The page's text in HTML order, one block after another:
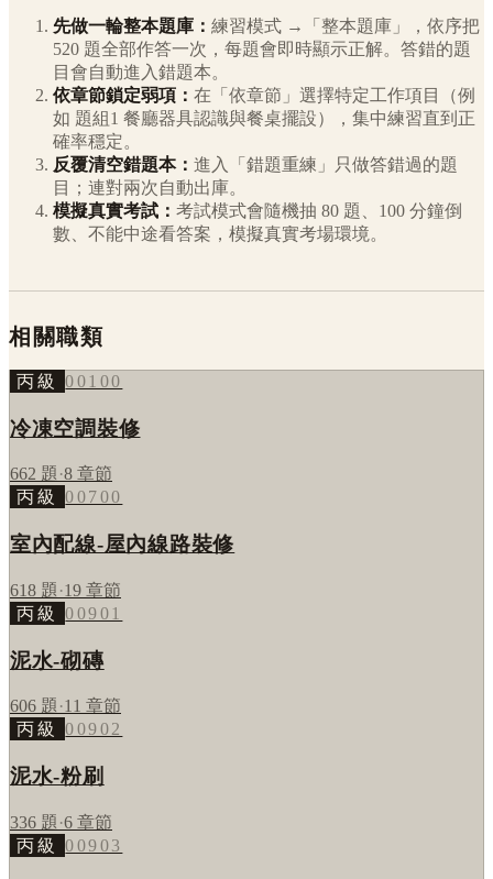
先做一輪整本題庫： 練習模式 →「整本題庫」，依序把
520 題全部作答一次，每題會即時顯示正解。答錯的題
目會自動進入錯題本。
依章節鎖定弱項： 在「依章節」選擇特定工作項目（例
如 題組1 餐廳器具認識與餐桌擺設），集中練習直到正
確率穩定。
反覆清空錯題本： 進入「錯題重練」只做答錯過的題
目；連對兩次自動出庫。
模擬真實考試： 考試模式會隨機抽 80 題、100 分鐘倒
數、不能中途看答案，模擬真實考場環境。
相關職類
丙級 00100
冷凍空調裝修
662 題 ·8 章節
丙級
00700
室內配線-屋內線路裝修
618 題 ·19 章節
丙級
00901
泥水-砌磚
606 題 ·11 章節
丙級
00902
泥水-粉刷
336 題 ·6 章節
丙級
00903